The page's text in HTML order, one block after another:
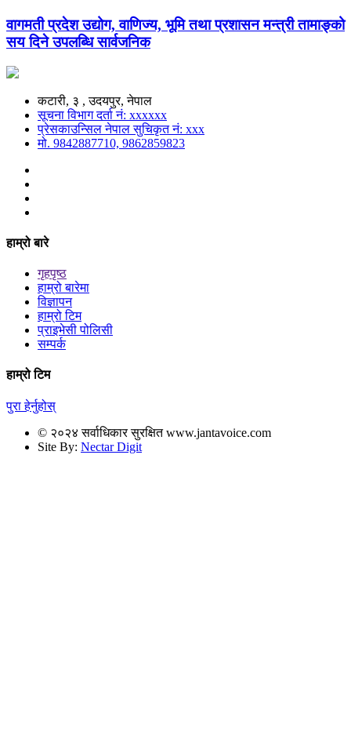
वागमती प्रदेश उद्योग, वाणिज्य, भूमि तथा प्रशासन मन्त्री तामाङ्को
सय दिने उपलब्धि सार्वजनिक
कटारी, ३ , उदयपुर, नेपाल
सूचना विभाग दर्ता नं: xxxxxx
प्रेसकाउन्सिल नेपाल सुचिकृत नं: xxx
मो. 9842887710, 9862859823
हाम्रो बारे
गृहपृष्ठ
हाम्रो बारेमा
विज्ञापन
हाम्रो टिम
प्राइभेसी पोलिसी
सम्पर्क
हाम्रो टिम
पुरा हेर्नुहोस्
© २०२४ सर्वाधिकार सुरक्षित www.jantavoice.com
Site By: Nectar Digit